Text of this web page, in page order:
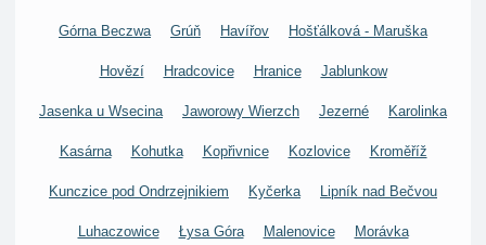
Górna Beczwa Grúň Havířov Hošťálková - Maruška
Hovězí Hradcovice Hranice Jablunkow
Jasenka u Wsecina Jaworowy Wierzch Jezerné Karolinka
Kasárna Kohutka Kopřivnice Kozlovice Kroměříž
Kunczice pod Ondrzejnikiem Kyčerka Lipník nad Bečvou
Luhaczowice Łysa Góra Malenovice Morávka